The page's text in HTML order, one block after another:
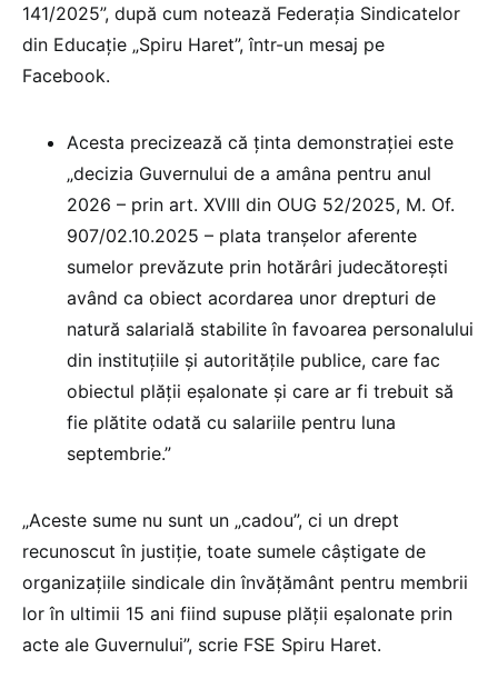
141/2025”, după cum notează Federația Sindicatelor
din Educație „Spiru Haret”, într-un mesaj pe
Facebook.
Acesta precizează că ținta demonstrației este
„decizia Guvernului de a amâna pentru anul
2026 – prin art. XVIII din OUG 52/2025, M. Of.
907/02.10.2025 – plata tranșelor aferente
sumelor prevăzute prin hotărâri judecătorești
având ca obiect acordarea unor drepturi de
natură salarială stabilite în favoarea personalului
din instituțiile și autoritățile publice, care fac
obiectul plății eșalonate și care ar fi trebuit să
fie plătite odată cu salariile pentru luna
septembrie.”
„Aceste sume nu sunt un „cadou”, ci un drept
recunoscut în justiție, toate sumele câștigate de
organizațiile sindicale din învățământ pentru membrii
lor în ultimii 15 ani fiind supuse plății eșalonate prin
acte ale Guvernului”, scrie FSE Spiru Haret.